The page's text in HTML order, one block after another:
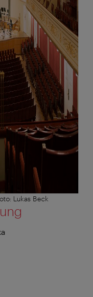
Lukas Beck